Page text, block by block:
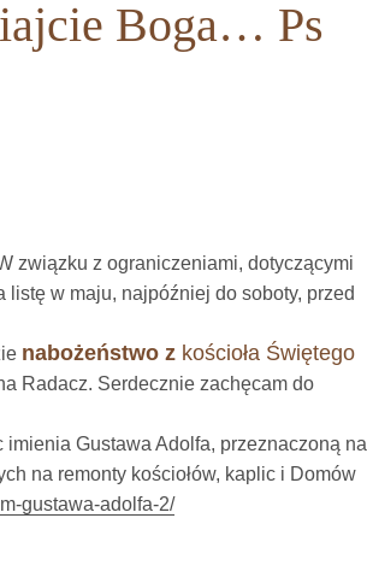
Boga… Ps
związku z ograniczeniami, dotyczącymi
w maju, najpóźniej do soboty, przed
nabożeństwo z kościoła Świętego
Radacz. Serdecznie zachęcam do
Gustawa Adolfa, przeznaczoną na
na remonty kościołów, kaplic i Domów
gustawa-adolfa-2/